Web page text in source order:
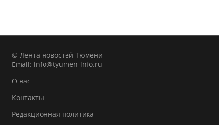
© Лента новостей Тюмени
Email: info@tyumen-info.ru
О нас
Контакты
Редакционная политика